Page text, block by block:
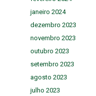
janeiro 2024
dezembro 2023
novembro 2023
outubro 2023
setembro 2023
agosto 2023
julho 2023